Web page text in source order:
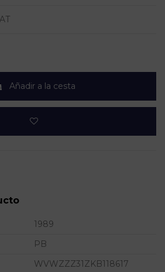
Añadir a la cesta
1989
PB
WVWZZZ31ZKB118617